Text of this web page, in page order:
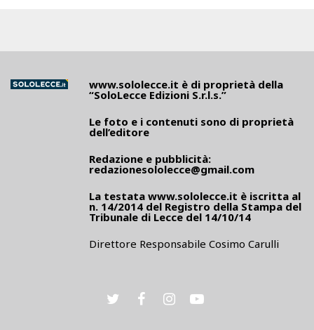
www.sololecce.it è di proprietà della
“SoloLecce Edizioni S.r.l.s.”
Le foto e i contenuti sono di proprietà
dell’editore
Redazione e pubblicità:
redazionesololecce@gmail.com
La testata www.sololecce.it è iscritta al
n. 14/2014 del Registro della Stampa del
Tribunale di Lecce del 14/10/14
Direttore Responsabile Cosimo Carulli